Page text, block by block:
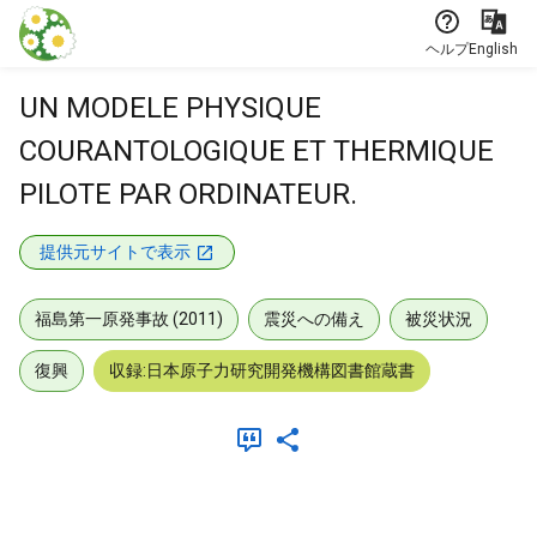
本文に飛ぶ
ヘルプEnglish
UN MODELE PHYSIQUE
COURANTOLOGIQUE ET THERMIQUE
PILOTE PAR ORDINATEUR.
提供元サイトで表示
福島第一原発事故 (2011) 震災への備え 被災状況
復興 収録:日本原子力研究開発機構図書館蔵書